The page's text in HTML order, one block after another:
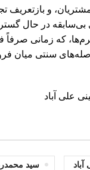
و بازتعریف
بی‌سابقه در حال
که زمانی صرفاً
سنتی میان
علی آباد
سید